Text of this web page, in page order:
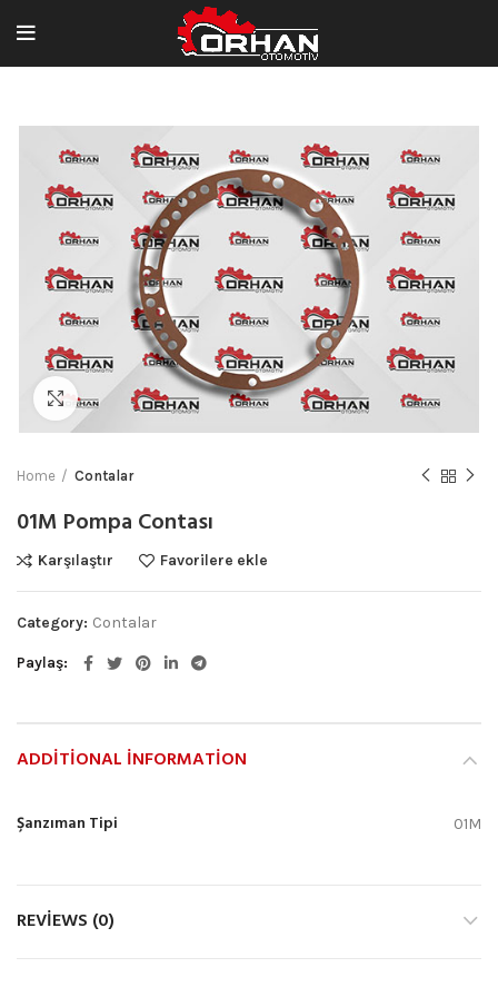
Büyütmek için tıklayın
Home Contalar
01M Pompa Contası
Karşılaştır Favorilere ekle
Category: Contalar
Paylaş
ADDITIONAL INFORMATION
Şanzıman Tipi 01M
REVIEWS (0)